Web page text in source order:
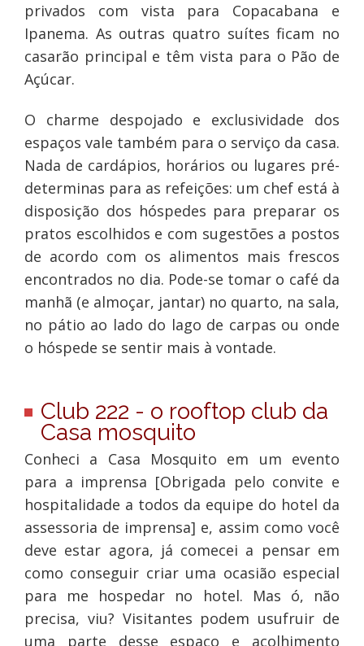
privados com vista para Copacabana e
Ipanema. As outras quatro suítes ficam no
casarão principal e têm vista para o Pão de
Açúcar.
O charme despojado e exclusividade dos
espaços vale também para o serviço da casa.
Nada de cardápios, horários ou lugares pré-
determinas para as refeições: um chef está à
disposição dos hóspedes para preparar os
pratos escolhidos e com sugestões a postos
de acordo com os alimentos mais frescos
encontrados no dia. Pode-se tomar o café da
manhã (e almoçar, jantar) no quarto, na sala,
no pátio ao lado do lago de carpas ou onde
o hóspede se sentir mais à vontade.
Club 222 - o rooftop club da
Casa mosquito
Conheci a Casa Mosquito em um evento
para a imprensa [Obrigada pelo convite e
hospitalidade a todos da equipe do hotel da
assessoria de imprensa] e, assim como você
deve estar agora, já comecei a pensar em
como conseguir criar uma ocasião especial
para me hospedar no hotel. Mas ó, não
precisa, viu? Visitantes podem usufruir de
uma parte desse espaço e acolhimento